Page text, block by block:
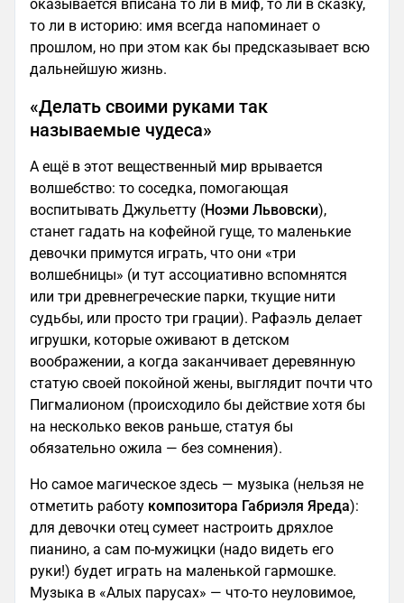
оказывается вписана то ли в миф, то ли в сказку,
то ли в историю: имя всегда напоминает о
прошлом, но при этом как бы предсказывает всю
дальнейшую жизнь.
«Делать своими руками так
называемые чудеса»
А ещё в этот вещественный мир врывается
волшебство: то соседка, помогающая
воспитывать Джульетту (Ноэми Львовски),
станет гадать на кофейной гуще, то маленькие
девочки примутся играть, что они «три
волшебницы» (и тут ассоциативно вспомнятся
или три древнегреческие парки, ткущие нити
судьбы, или просто три грации). Рафаэль делает
игрушки, которые оживают в детском
воображении, а когда заканчивает деревянную
статую своей покойной жены, выглядит почти что
Пигмалионом (происходило бы действие хотя бы
на несколько веков раньше, статуя бы
обязательно ожила — без сомнения).
Но самое магическое здесь — музыка (нельзя не
отметить работу композитора Габриэля Яреда):
для девочки отец сумеет настроить дряхлое
пианино, а сам по-мужицки (надо видеть его
руки!) будет играть на маленькой гармошке.
Музыка в «Алых парусах» — что-то неуловимое,